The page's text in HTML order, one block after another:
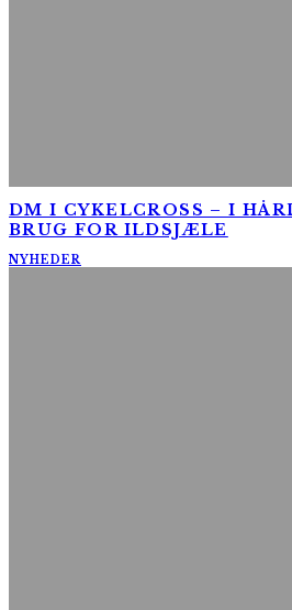
DM I CYKELCROSS – I
BRUG FOR ILDSJÆLE
NYHEDER